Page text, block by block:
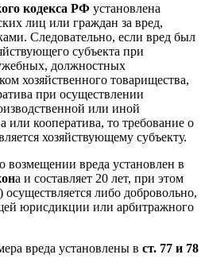
кодекса РФ установлена
лиц или граждан за вред,
Следовательно, если вред был
субъекта при
должностных
хозяйственного товарищества,
при осуществлении
или иной
или кооператива, то требование о
хозяйствующему субъекту.
возмещении вреда установлен в
а и составляет 20 лет, при этом
либо добровольно,
юрисдикции или арбитражного
вреда установлены в ст. 77 и 78